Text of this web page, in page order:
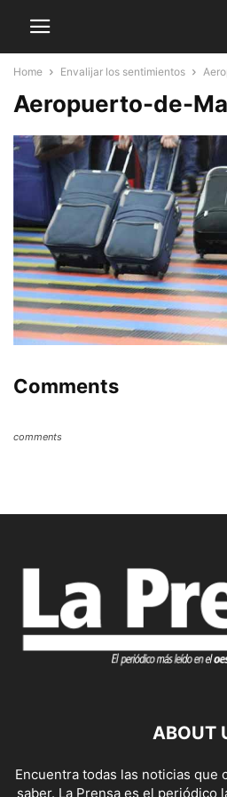
Home Envalijar los sentimientos
Aeropuerto-de-
Comments
comments
ABOUT
Encuentra todas las noticias que
saber. La Prensa es el periódico